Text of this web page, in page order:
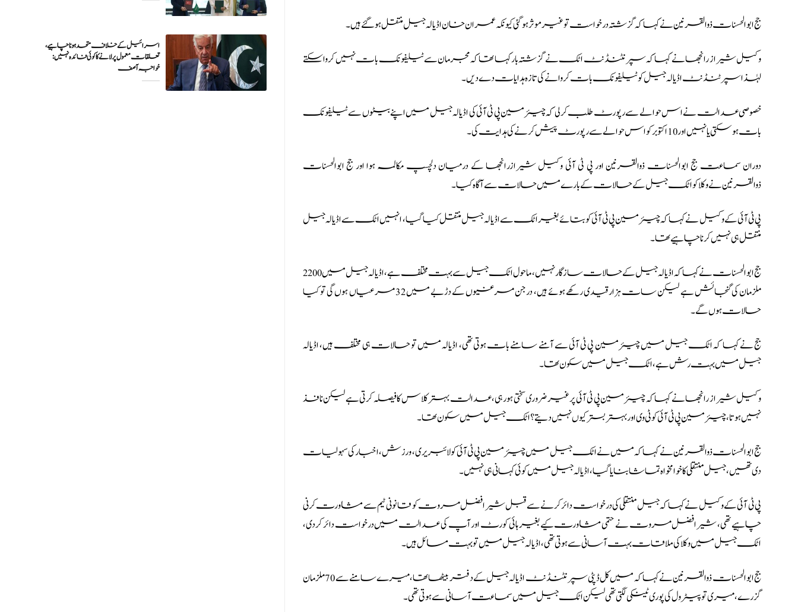
جج ابوالحسنات ذوالقرنین نے کہا کہ گزشتہ درخواست تو غیر موثر ہو گئی کیونکہ عمران خان اڈیالہ جیل منتقل ہو گئے ہیں۔
وکیل شیراز رانجھا نے کہا کہ سپرنٹنڈنٹ اٹک نے گزشتہ بار کہا تھا کہ مجرمان سے ٹیلیفونک بات نہیں کروا سکتے
لہٰذا سپرٹنڈنٹ اڈیالہ جیل کو ٹیلیفونک بات کروانے کی تازہ ہدایات دے دیں۔
خصوصی عدالت نے اس حوالے سے رپورٹ طلب کر لی کہ چیئرمین پی ٹی آئی کی اڈیالہ جیل میں اپنے بیٹوں سے ٹیلیفونک
بات ہوسکتی یا نہیں اور 10 اکتوبر کو اس حوالے سے رپورٹ پیش کرنے کی ہدایت کی۔
دوران سماعت جج ابوالحسنات ذوالقرنین اور پی ٹی آئی وکیل شیرازرانجھا کے درمیان دلچسپ مکالمہ ہوا اور جج ابوالحسنات
ذوالقرنین نے وکلا کو اٹک جیل کے حالات کے بارے میں حالات سے آگاہ کیا۔
پی ٹی آئی کے وکیل نے کہا کہ چیئرمین پی ٹی آئی کو بتائے بغیر اٹک سے اڈیالہ جیل منتقل کیا گیا، انہیں اٹک سے اڈیالہ جیل
منتقل ہی نہیں کرنا چاہیے تھا۔
جج ابوالحسنات نے کہا کہ اڈیالہ جیل کے حالات سازگار نہیں، ماحول اٹک جیل سے بہت مختلف ہے، اڈیالہ جیل میں 2200
ملزمان کی گنجائش ہے لیکن سات ہزار قیدی رکھے ہوئے ہیں، درجن مرغیوں کے دڑبے میں 32 مرغیاں ہوں گی تو کیا
حالات ہوں گے۔
جج نے کہا کہ اٹک جیل میں چیئرمین پی ٹی آئی سے آمنے سامنے بات ہوتی تھی، اڈیالہ میں تو حالات ہی مختلف ہیں، اڈیالہ
جیل میں بہت رش ہے، اٹک جیل میں سکون تھا۔
وکیل شیراز رانجھا نے کہا کہ چیئرمین پی ٹی آئی پر غیر ضروری سختی ہورہی، عدالت بہتر کلاس کا فیصلہ کرتی ہے لیکن نافذ
نہیں ہوتا، چیئرمین پی ٹی آئی کو ٹی وی اور بہتر بستر کیوں نہیں دیتے؟ اٹک جیل میں سکون تھا۔
جج ابوالحسنات ذوالقرنین نے کہا کہ میں نے اٹک جیل میں چیئرمین پی ٹی آئی کو لائبریری، ورزش، اخبار کی سہولیات
دی تھیں، جیل منتقلی کا خوامخواہ تماشا بنایاگیا، اڈیالہ جیل میں کوئی کہانی ہی نہیں۔
پی ٹی آئی کے وکیل نے کہا کہ جیل منتقلی کی درخواست دائر کرنے سے قبل شیرافضل مروت کو قانونی ٹیم سے مشاورت کرنی
چاہیے تھی، شیرافضل مروت نے حتمی مشاورت کیے بغیر ہائی کورٹ اور آپ کی عدالت میں درخواست دائر کردی،
اٹک جیل میں وکلا کی ملاقات بہت آسانی سے ہوتی تھی، اڈیالہ جیل میں تو بہت مسائل ہیں۔
جج ابوالحسنات ذوالقرنین نے کہا کہ میں کل ڈپٹی سپرنٹنڈنٹ اڈیالہ جیل کے دفتر بیٹھا تھا، میرے سامنےسے 70 ملزمان
گزرے، میری تو پیٹرول کی پوری ٹینکی لگتی تھی لیکن اٹک جیل میں سماعت آسانی سے ہوتی تھی۔
اسرائیل کے خلاف متحد ہونا چاہیے،
تعلقات معمول پر لانے کا کوئی فائدہ نہیں:
خواجہ آصف